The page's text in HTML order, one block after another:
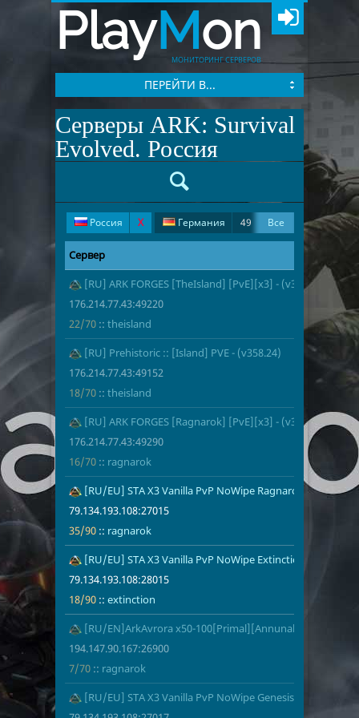
PlayMon
МОНИТОРИНГ СЕРВЕРОВ
ПЕРЕЙТИ В...
Серверы ARK: Survival
Evolved. Россия
Россия X Германия
49
Великобритания
2
Чехия
Все
Сервер Адрес
Игроки
1
[RU] ARK FORGES [TheIsland] [PvE][x3] - (v358.24)
176.214.77.43:49220
22/70 :: theisland
22/70
theisland
2
[RU] Prehistoric :: [Island] PVE - (v358.24)
176.214.77.43:49152
18/70 :: theisland
18/70
theisland
3
[RU] ARK FORGES [Ragnarok] [PvE][x3] - (v358.24)
176.214.77.43:49290
16/70 :: ragnarok
16/70
ragnarok
4
[RU/EU] STA X3 Vanilla PvP NoWipe Ragnarok - (v361.7)
79.134.193.108:27015
35/90 :: ragnarok
35/90
ragnarok
5
[RU/EU] STA X3 Vanilla PvP NoWipe Extinction - (v361.7)
79.134.193.108:28015
18/90 :: extinction
6
[RU/EN]ArkAvrora x50-100[Primal][Annunaki] PVE cls -
194.147.90.167:26900
7/70 :: ragnarok
7
[RU/EU] STA X3 Vanilla PvP NoWipe Genesis - (v361.7)